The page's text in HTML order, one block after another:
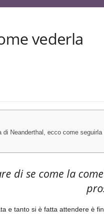
vederla
Neanderthal, ecco come
di se come la
e tanto si è fatta attendere è